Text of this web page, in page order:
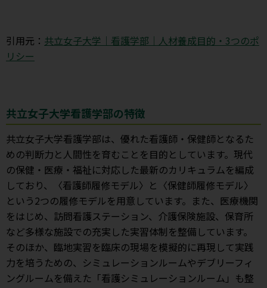
引用元： 共立女子大学｜看護学部｜人材養成目的・3つのポ
リシー
共立女子大学看護学部の特徴
共立女子大学看護学部は、優れた看護師・保健師となるた
めの判断力と人間性を育むことを目的としています。現代
の保健・医療・福祉に対応した最新のカリキュラムを編成
しており、〈看護師履修モデル〉と〈保健師履修モデル〉
という2つの履修モデルを用意しています。また、医療機関
をはじめ、訪問看護ステーション、介護保険施設、保育所
など多様な施設での充実した実習体制を整備しています。
そのほか、臨地実習を臨床の現場を模擬的に再現して実践
力を培うための、シミュレーションルームやデブリーフィ
ングルームを備えた「看護シミュレーションルーム」も整